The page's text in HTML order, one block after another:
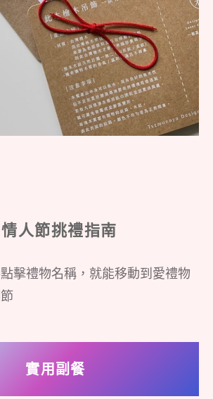
人節挑禮指南
擊禮物名稱，就能移動到愛禮物
實用副餐